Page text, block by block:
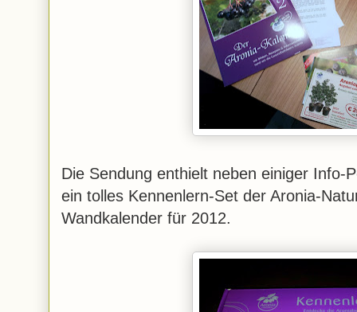
Die Sendung enthielt neben einiger Info-
ein tolles Kennenlern-Set der Aronia-
Wandkalender für 2012.